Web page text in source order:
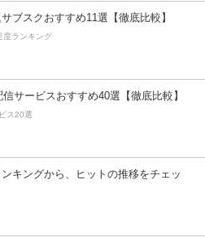
ブスクおすすめ11選【徹底比較】
度ランキング
サービスおすすめ40選【徹底比較】
ス20選
キングから、ヒットの推移をチェッ